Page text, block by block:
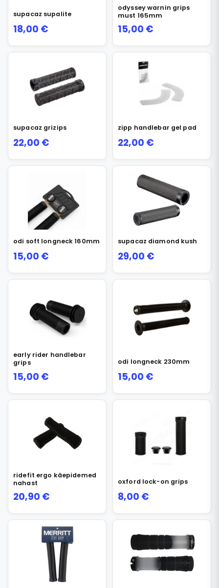
supacaz supalite
18,00 €
odyssey warnin grips
must 165mm
15,00 €
supacaz grizips
22,00 €
zipp handlebar gel pad
22,00 €
odi soft longneck 160mm
15,00 €
supacaz diamond kush
29,00 €
early rider handlebar
grips
15,00 €
odi longneck 230mm
15,00 €
ridefit ergo käepidemed
nahast
20,90 €
oxford lock-on grips
8,00 €